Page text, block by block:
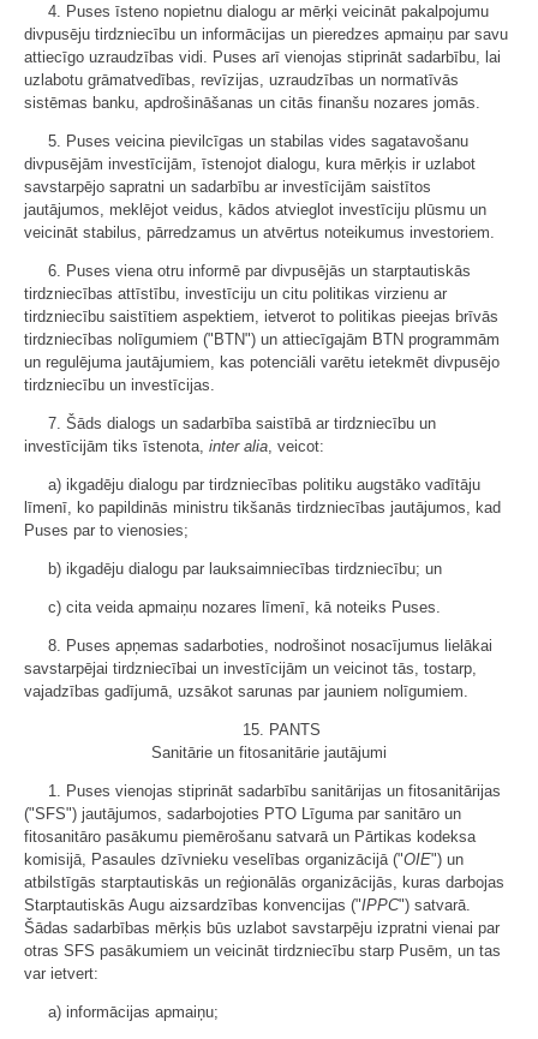
4. Puses īsteno nopietnu dialogu ar mērķi veicināt pakalpojumu
divpusēju tirdzniecību un informācijas un pieredzes apmaiņu par savu
attiecīgo uzraudzības vidi. Puses arī vienojas stiprināt sadarbību, lai
uzlabotu grāmatvedības, revīzijas, uzraudzības un normatīvās
sistēmas banku, apdrošināšanas un citās finanšu nozares jomās.
5. Puses veicina pievilcīgas un stabilas vides sagatavošanu
divpusējām investīcijām, īstenojot dialogu, kura mērķis ir uzlabot
savstarpējo sapratni un sadarbību ar investīcijām saistītos
jautājumos, meklējot veidus, kādos atvieglot investīciju plūsmu un
veicināt stabilus, pārredzamus un atvērtus noteikumus investoriem.
6. Puses viena otru informē par divpusējās un starptautiskās
tirdzniecības attīstību, investīciju un citu politikas virzienu ar
tirdzniecību saistītiem aspektiem, ietverot to politikas pieejas brīvās
tirdzniecības nolīgumiem ("BTN") un attiecīgajām BTN programmām
un regulējuma jautājumiem, kas potenciāli varētu ietekmēt divpusējo
tirdzniecību un investīcijas.
7. Šāds dialogs un sadarbība saistībā ar tirdzniecību un
investīcijām tiks īstenota, inter alia , veicot:
a) ikgadēju dialogu par tirdzniecības politiku augstāko vadītāju
līmenī, ko papildinās ministru tikšanās tirdzniecības jautājumos, kad
Puses par to vienosies;
b) ikgadēju dialogu par lauksaimniecības tirdzniecību; un
c) cita veida apmaiņu nozares līmenī, kā noteiks Puses.
8. Puses apņemas sadarboties, nodrošinot nosacījumus lielākai
savstarpējai tirdzniecībai un investīcijām un veicinot tās, tostarp,
vajadzības gadījumā, uzsākot sarunas par jauniem nolīgumiem.
15. PANTS
Sanitārie un fitosanitārie jautājumi
1. Puses vienojas stiprināt sadarbību sanitārijas un fitosanitārijas
("SFS") jautājumos, sadarbojoties PTO Līguma par sanitāro un
fitosanitāro pasākumu piemērošanu satvarā un Pārtikas kodeksa
komisijā, Pasaules dzīvnieku veselības organizācijā ("OIE") un
atbilstīgās starptautiskās un reģionālās organizācijās, kuras darbojas
Starptautiskās Augu aizsardzības konvencijas ("IPPC") satvarā.
Šādas sadarbības mērķis būs uzlabot savstarpēju izpratni vienai par
otras SFS pasākumiem un veicināt tirdzniecību starp Pusēm, un tas
var ietvert:
a) informācijas apmaiņu;